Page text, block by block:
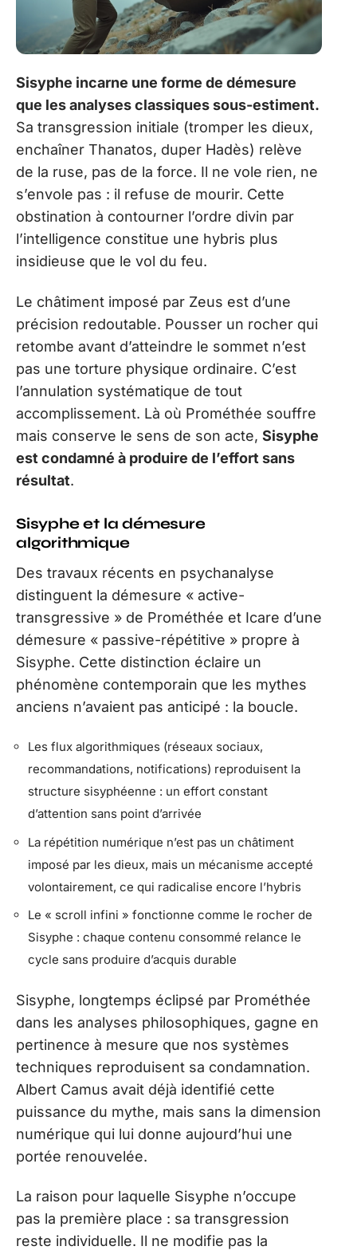
Sisyphe incarne une forme de démesure
que les analyses classiques sous-estiment.
Sa transgression initiale (tromper les dieux,
enchaîner Thanatos, duper Hadès) relève
de la ruse, pas de la force. Il ne vole rien, ne
s’envole pas : il refuse de mourir. Cette
obstination à contourner l’ordre divin par
l’intelligence constitue une hybris plus
insidieuse que le vol du feu.
Le châtiment imposé par Zeus est d’une
précision redoutable. Pousser un rocher qui
retombe avant d’atteindre le sommet n’est
pas une torture physique ordinaire. C’est
l’annulation systématique de tout
accomplissement. Là où Prométhée souffre
mais conserve le sens de son acte, Sisyphe
est condamné à produire de l’effort sans
résultat.
Sisyphe et la démesure
algorithmique
Des travaux récents en psychanalyse
distinguent la démesure « active-
transgressive » de Prométhée et Icare d’une
démesure « passive-répétitive » propre à
Sisyphe. Cette distinction éclaire un
phénomène contemporain que les mythes
anciens n’avaient pas anticipé : la boucle.
Les flux algorithmiques (réseaux sociaux,
recommandations, notifications) reproduisent la
structure sisyphéenne : un effort constant
d’attention sans point d’arrivée
La répétition numérique n’est pas un châtiment
imposé par les dieux, mais un mécanisme accepté
volontairement, ce qui radicalise encore l’hybris
Le « scroll infini » fonctionne comme le rocher de
Sisyphe : chaque contenu consommé relance le
cycle sans produire d’acquis durable
Sisyphe, longtemps éclipsé par Prométhée
dans les analyses philosophiques, gagne en
pertinence à mesure que nos systèmes
techniques reproduisent sa condamnation.
Albert Camus avait déjà identifié cette
puissance du mythe, mais sans la dimension
numérique qui lui donne aujourd’hui une
portée renouvelée.
La raison pour laquelle Sisyphe n’occupe
pas la première place : sa transgression
reste individuelle. Il ne modifie pas la